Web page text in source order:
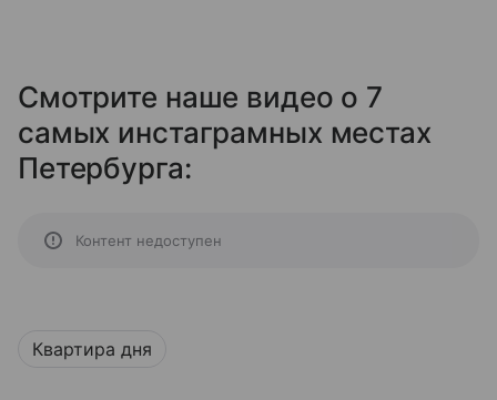
Смотрите наше видео о 7
самых инстаграмных местах
Петербурга:
Контент недоступен
Квартира дня